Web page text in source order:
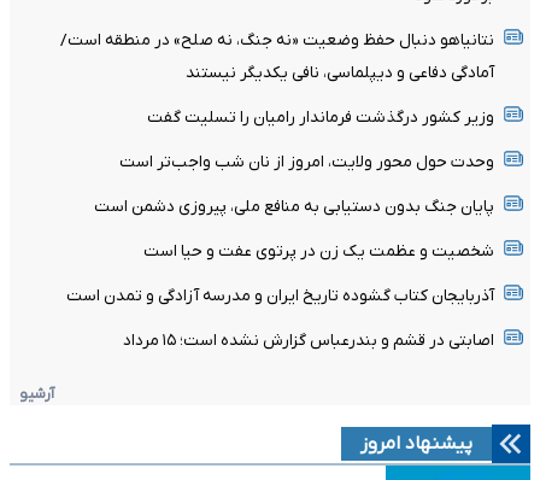
نتانیاهو دنبال حفظ وضعیت «نه جنگ، نه صلح» در منطقه است/
آمادگی دفاعی و دیپلماسی، نافی یکدیگر نیستند
وزیر کشور درگذشت فرماندار رامیان را تسلیت گفت
وحدت حول محور ولایت، امروز از نان شب واجب‌تر است
پایان جنگ بدون دستیابی به منافع ملی، پیروزی دشمن است
شخصیت و عظمت یک زن در پرتوی عفت و حیا است
آذربایجان کتاب گشوده تاریخ ایران و مدرسه آزادگی و تمدن است
اصابتی در قشم و بندرعباس گزارش نشده است؛ ۱۵ مرداد
آرشیو
پیشنهاد امروز